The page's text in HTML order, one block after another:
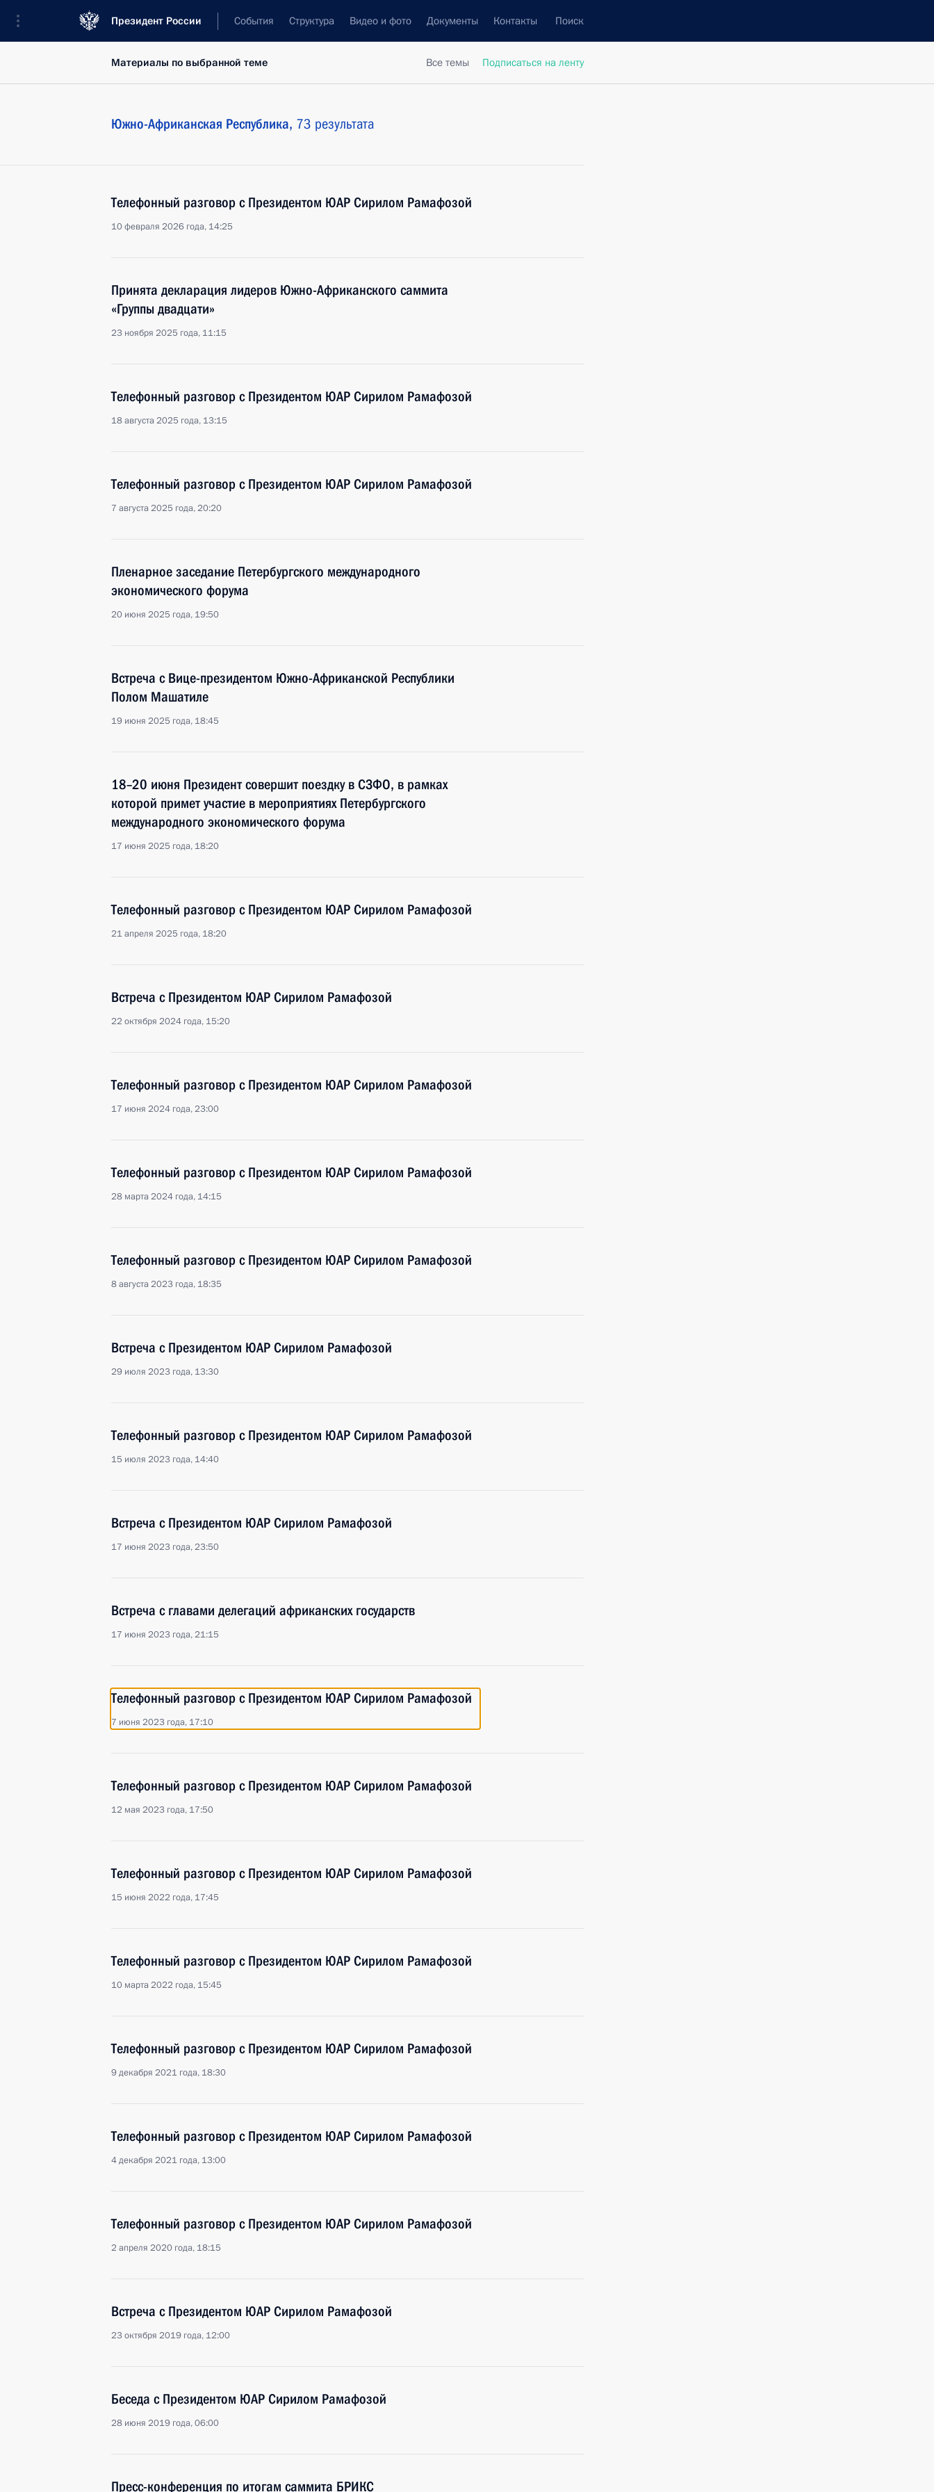
Президент России События Структура Видео и фото Документы Контакты Поиск
Все темы Подписаться на ленту
Материалы по выбранной теме
Южно-Африканская Республика, 73 результата
Телефонный разговор с Президентом ЮАР Сирилом Рамафозой
10 февраля 2026 года, 14:25
Принята декларация лидеров Южно-Африканского саммита
«Группы двадцати»
23 ноября 2025 года, 11:15
Телефонный разговор с Президентом ЮАР Сирилом Рамафозой
18 августа 2025 года, 13:15
Телефонный разговор с Президентом ЮАР Сирилом Рамафозой
7 августа 2025 года, 20:20
Пленарное заседание Петербургского международного
экономического форума
20 июня 2025 года, 19:50
Встреча с Вице-президентом Южно-Африканской Республики
Полом Машатиле
19 июня 2025 года, 18:45
18–20 июня Президент совершит поездку в СЗФО, в рамках
которой примет участие в мероприятиях Петербургского
международного экономического форума
17 июня 2025 года, 18:20
Телефонный разговор с Президентом ЮАР Сирилом Рамафозой
21 апреля 2025 года, 18:20
Встреча с Президентом ЮАР Сирилом Рамафозой
22 октября 2024 года, 15:20
Телефонный разговор с Президентом ЮАР Сирилом Рамафозой
17 июня 2024 года, 23:00
Телефонный разговор с Президентом ЮАР Сирилом Рамафозой
28 марта 2024 года, 14:15
Телефонный разговор с Президентом ЮАР Сирилом Рамафозой
8 августа 2023 года, 18:35
Встреча с Президентом ЮАР Сирилом Рамафозой
29 июля 2023 года, 13:30
Телефонный разговор с Президентом ЮАР Сирилом Рамафозой
15 июля 2023 года, 14:40
Встреча с Президентом ЮАР Сирилом Рамафозой
17 июня 2023 года, 23:50
Встреча с главами делегаций африканских государств
17 июня 2023 года, 21:15
Телефонный разговор с Президентом ЮАР Сирилом Рамафозой
7 июня 2023 года, 17:10
Телефонный разговор с Президентом ЮАР Сирилом Рамафозой
12 мая 2023 года, 17:50
Телефонный разговор с Президентом ЮАР Сирилом Рамафозой
15 июня 2022 года, 17:45
Телефонный разговор с Президентом ЮАР Сирилом Рамафозой
10 марта 2022 года, 15:45
Телефонный разговор с Президентом ЮАР Сирилом Рамафозой
9 декабря 2021 года, 18:30
Телефонный разговор с Президентом ЮАР Сирилом Рамафозой
4 декабря 2021 года, 13:00
Телефонный разговор с Президентом ЮАР Сирилом Рамафозой
2 апреля 2020 года, 18:15
Встреча с Президентом ЮАР Сирилом Рамафозой
23 октября 2019 года, 12:00
Беседа с Президентом ЮАР Сирилом Рамафозой
28 июня 2019 года, 06:00
Пресс-конференция по итогам саммита БРИКС